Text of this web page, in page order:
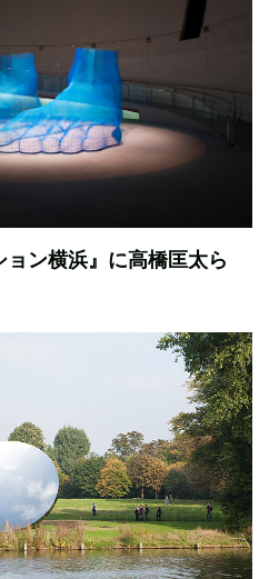
ョン横浜』に高橋匡太ら